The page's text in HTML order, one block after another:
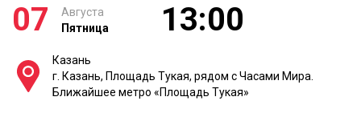
07
Августа
Пятница
13:00
Казань
г. Казань, Площадь Тукая, рядом с Часами Мира.
Ближайшее метро «Площадь Тукая»